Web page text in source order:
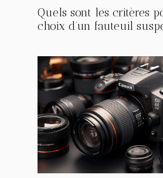
Quels sont les critères
choix d’un fauteuil